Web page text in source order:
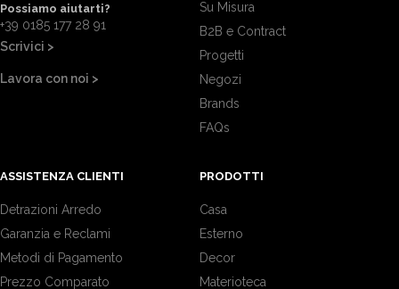
Possiamo aiutarti?
+39 0185 177 28 91
Scrivici >
Lavora con noi >
Su Misura
B2B e Contract
Progetti
Negozi
Brands
FAQs
ASSISTENZA CLIENTI
Detrazioni Arredo
Garanzia e Reclami
Metodi di Pagamento
Prezzo Comparato
PRODOTTI
Casa
Esterno
Decor
Materioteca